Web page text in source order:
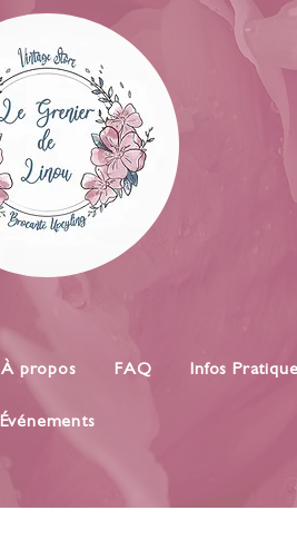
À propos FAQ Infos
Événements